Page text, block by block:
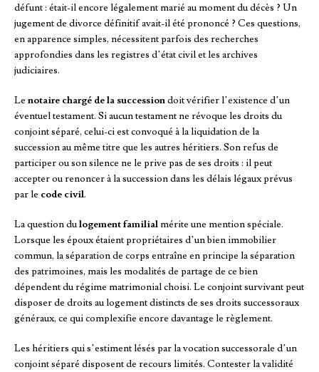
défunt : était-il encore légalement marié au moment du décès ? Un
jugement de divorce définitif avait-il été prononcé ? Ces questions,
en apparence simples, nécessitent parfois des recherches
approfondies dans les registres d’état civil et les archives
judiciaires.
Le notaire chargé de la successiondoit vérifier l’existence d’un
éventuel testament. Si aucun testament ne révoque les droits du
conjoint séparé, celui-ci est convoqué à la liquidation de la
succession au même titre que les autres héritiers. Son refus de
participer ou son silence ne le prive pas de ses droits : il peut
accepter ou renoncer à la succession dans les délais légaux prévus
par le code civil.
La question dulogement familialmérite une mention spéciale.
Lorsque les époux étaient propriétaires d’un bien immobilier
commun, la séparation de corps entraîne en principe la séparation
des patrimoines, mais les modalités de partage de ce bien
dépendent du régime matrimonial choisi. Le conjoint survivant peut
disposer de droits au logement distincts de ses droits successoraux
généraux, ce qui complexifie encore davantage le règlement.
Les héritiers qui s’estiment lésés par la vocation successorale d’un
conjoint séparé disposent de recours limités. Contester la validité